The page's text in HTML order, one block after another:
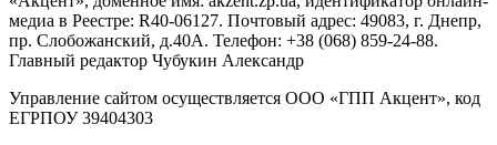
медиа в Реестре: R40-06127. Почтовый адрес: 49083, г. Днепр,
пр. Слобожанский, д.40А. Телефон: +38 (068) 859-24-88.
Главный редактор Чубукин Александр
Управление сайтом осуществляется ООО «ГПП Акцент», код
ЕГРПОУ 39404303